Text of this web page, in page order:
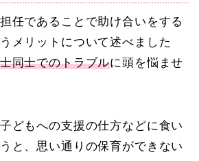
任であることで助け合いをする
メリットについて述べました
同士でのトラブルに頭を悩ませ
どもへの支援の仕方などに食い
と、思い通りの保育ができない